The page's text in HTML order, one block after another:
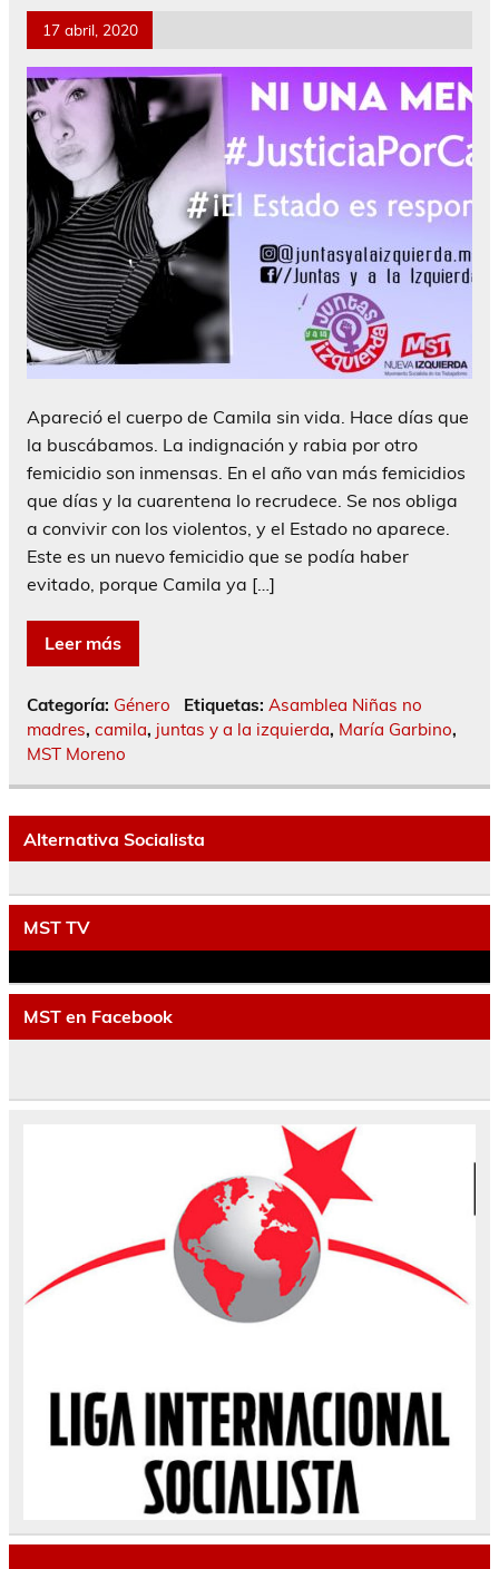
17 abril, 2020
Apareció el cuerpo de Camila sin vida. Hace días que
la buscábamos. La indignación y rabia por otro
femicidio son inmensas. En el año van más femicidios
que días y la cuarentena lo recrudece. Se nos obliga
a convivir con los violentos, y el Estado no aparece.
Este es un nuevo femicidio que se podía haber
evitado, porque Camila ya […]
Leer más
Categoría: Género Etiquetas: Asamblea Niñas no
madres, camila, juntas y a la izquierda, María Garbino,
MST Moreno
Alternativa Socialista
MST TV
MST en Facebook